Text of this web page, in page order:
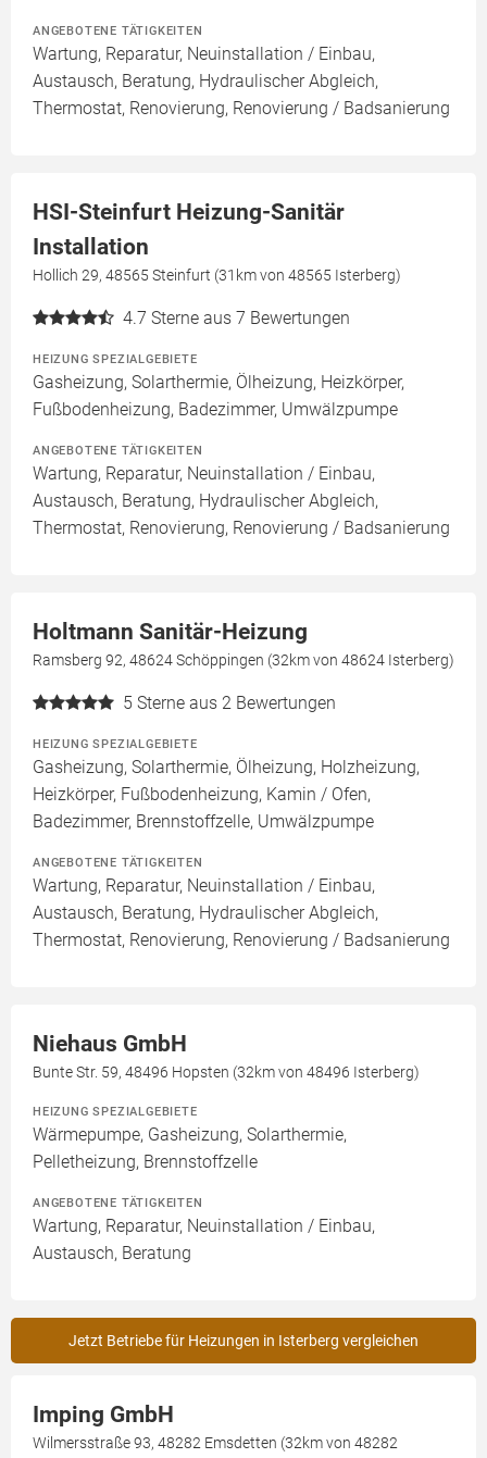
ANGEBOTENE TÄTIGKEITEN
Wartung, Reparatur, Neuinstallation / Einbau,
Austausch, Beratung, Hydraulischer Abgleich,
Thermostat, Renovierung, Renovierung / Badsanierung
HSI-Steinfurt Heizung-Sanitär
Installation
Hollich 29, 48565 Steinfurt (31km von 48565 Isterberg)
4.7 Sterne aus 7 Bewertungen
HEIZUNG SPEZIALGEBIETE
Gasheizung, Solarthermie, Ölheizung, Heizkörper,
Fußbodenheizung, Badezimmer, Umwälzpumpe
ANGEBOTENE TÄTIGKEITEN
Wartung, Reparatur, Neuinstallation / Einbau,
Austausch, Beratung, Hydraulischer Abgleich,
Thermostat, Renovierung, Renovierung / Badsanierung
Holtmann Sanitär-Heizung
Ramsberg 92, 48624 Schöppingen (32km von 48624 Isterberg)
5 Sterne aus 2 Bewertungen
HEIZUNG SPEZIALGEBIETE
Gasheizung, Solarthermie, Ölheizung, Holzheizung,
Heizkörper, Fußbodenheizung, Kamin / Ofen,
Badezimmer, Brennstoffzelle, Umwälzpumpe
ANGEBOTENE TÄTIGKEITEN
Wartung, Reparatur, Neuinstallation / Einbau,
Austausch, Beratung, Hydraulischer Abgleich,
Thermostat, Renovierung, Renovierung / Badsanierung
Niehaus GmbH
Bunte Str. 59, 48496 Hopsten (32km von 48496 Isterberg)
HEIZUNG SPEZIALGEBIETE
Wärmepumpe, Gasheizung, Solarthermie,
Pelletheizung, Brennstoffzelle
ANGEBOTENE TÄTIGKEITEN
Wartung, Reparatur, Neuinstallation / Einbau,
Austausch, Beratung
Jetzt Betriebe für Heizungen in Isterberg vergleichen
Imping GmbH
Wilmersstraße 93, 48282 Emsdetten (32km von 48282